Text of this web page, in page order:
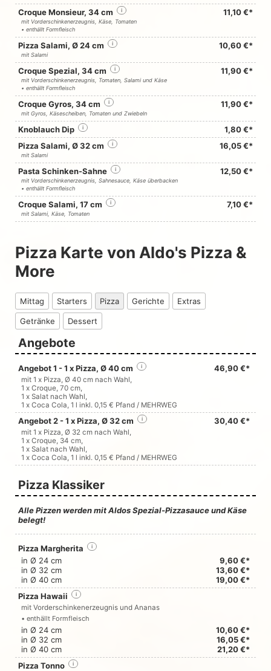
Croque Monsieur, 34 cm i 11,10 €*
mit Vorderschinkenerzeugnis, Käse, Tomaten
• enthällt Formfleisch
Pizza Salami, Ø 24 cm i 10,60 €*
mit Salami
Croque Spezial, 34 cm i 11,90 €*
mit Vorderschinkenerzeugnis, Tomaten, Salami und Käse
• enthällt Formfleisch
Croque Gyros, 34 cm i 11,90 €*
mit Gyros, Käsescheiben, Tomaten und Zwiebeln
Knoblauch Dip i
1,80 €*
Pizza Salami, Ø 32 cm
i 16,05 €*
mit Salami
Pasta Schinken-Sahne i 12,50 €*
mit Vorderschinkenerzeugnis, Sahnesauce, Käse überbacken
• enthällt Formfleisch
Croque Salami, 17 cm i 7,10 €*
mit Salami, Käse, Tomaten
Pizza Karte von Aldo's Pizza &
More
Mittag Starters Pizza Gerichte Extras
Getränke Dessert
Angebote
Angebot 1 - 1 x Pizza, Ø 40 cm 46,90 €*
i
mit 1 x Pizza, Ø 40 cm nach Wahl,
1 x Croque, 70 cm,
1 x Salat nach Wahl,
1 x Coca Cola , 1 l inkl. 0,15 € Pfand / MEHRWEG
Angebot 2 - 1 x Pizza, Ø 32 cm 30,40 €*
i
mit 1 x Pizza, Ø 32 cm nach Wahl,
1 x Croque, 34 cm,
1 x Salat nach Wahl,
1 x Coca Cola , 1 l inkl. 0,15 € Pfand / MEHRWEG
Pizza Klassiker
Alle Pizzen werden mit Aldos Spezial-Pizzasauce und Käse
belegt!
Pizza Margherita i
in Ø 24 cm
9,60 €*
in Ø 32 cm
13,60 €*
in Ø 40 cm
19,00 €*
Pizza Hawaii
i
mit Vorderschinkenerzeugnis und Ananas
• enthällt Formfleisch
in Ø 24 cm
10,60 €*
in Ø 32 cm
16,05 €*
in Ø 40 cm
21,20 €*
Pizza Tonno
i